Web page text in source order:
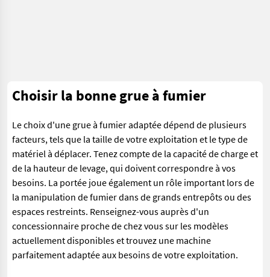
Choisir la bonne grue à fumier
Le choix d'une grue à fumier adaptée dépend de plusieurs
facteurs, tels que la taille de votre exploitation et le type de
matériel à déplacer. Tenez compte de la capacité de charge et
de la hauteur de levage, qui doivent correspondre à vos
besoins. La portée joue également un rôle important lors de
la manipulation de fumier dans de grands entrepôts ou des
espaces restreints. Renseignez-vous auprès d'un
concessionnaire proche de chez vous sur les modèles
actuellement disponibles et trouvez une machine
parfaitement adaptée aux besoins de votre exploitation.